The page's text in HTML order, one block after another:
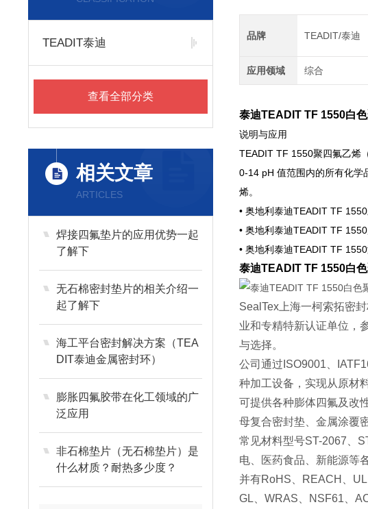
TEADIT泰迪
查看全部分类
相关文章
ARTICLES
焊接四氟垫片的应用优势一起
了解下
无石棉密封垫片的相关介绍一
起了解下
海工平台密封解决方案（TEA
DIT泰迪金属密封环）
膨胀四氟胶带在化工领域的广
泛应用
非石棉垫片（无石棉垫片）是
什么材质？耐热多少度？
品牌 TEADIT/泰迪
应用领域 综合
泰迪TEADIT TF 1550白
说明与应用
TEADIT TF 1550聚四氟乙烯
0-14 pH 值范围内的所有化学
烯。
• 奥地利泰迪TEADIT TF
• 奥地利泰迪TEADIT TF
• 奥地利泰迪TEADIT TF
泰迪TEADIT TF 1550白
SealTex 上海一柯索拓密
业和专精特新认证单位，
与选择。
公司通过 ISO9001
种加工设备，实现从原材
可提供各种膨体四氟及改
母复合密封垫、金属涂覆
常见材料型号ST-2067
电、医药食品、新能源等
并有RoHS REACH UL
GL 、WRAS NSF61 、